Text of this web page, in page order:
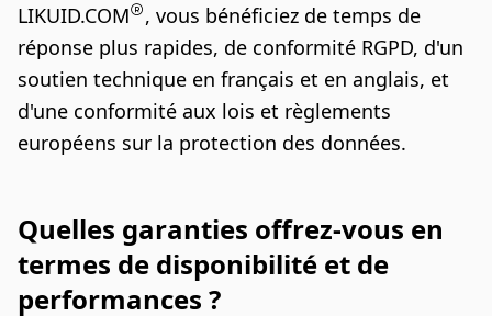
LIKUID.COM
, vous bénéficiez de temps de
réponse plus rapides, de conformité RGPD, d'un
soutien technique en français et en anglais, et
d'une conformité aux lois et règlements
européens sur la protection des données.
Quelles garanties offrez-vous en
termes de disponibilité et de
performances ?